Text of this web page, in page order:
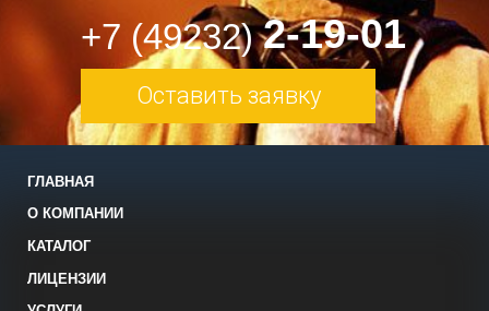
+7 (49232)2-19-01
Оставить заявку
ГЛАВНАЯ
О КОМПАНИИ
КАТАЛОГ
ЛИЦЕНЗИИ